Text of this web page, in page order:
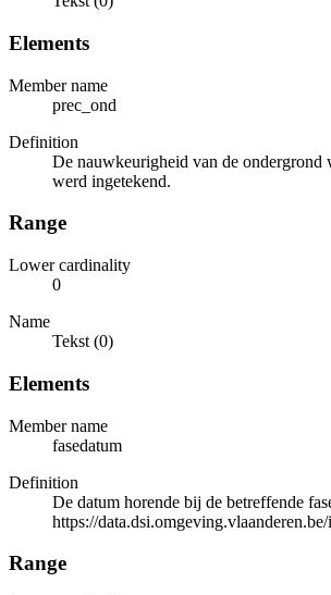
Elements
Member name
prec_ond
Definition
De nauwkeurigheid van de ondergrond
werd ingetekend.
Range
Lower cardinality
0
Name
Tekst (0)
Elements
Member name
fasedatum
Definition
De datum horende bij de betreffende
https://
Range